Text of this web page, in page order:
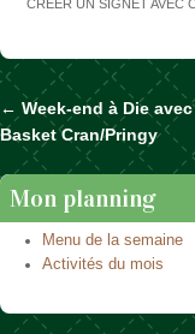
CRÉER UN SIGNET AVEC
Naviguer
← Week-end à Die
Basket Cran/Pringy
Mon planning
Menu de la semaine
Activités du mois